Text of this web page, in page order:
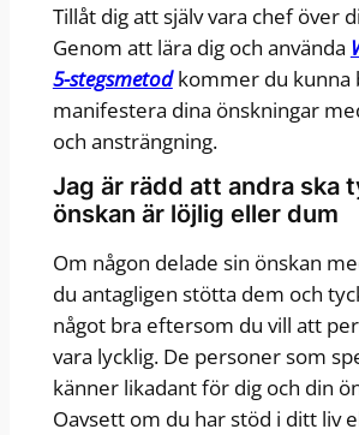
Tillåt dig att själv vara chef över
Genom att lära dig och använda
5-stegsmetodkommer du kunna
manifestera dina önskningar
och ansträngning.
Jag är rädd att andra ska
önskan är löjlig eller dum
Om någon delade sin önskan
du antagligen stötta dem och
något bra eftersom du vill att
vara lycklig. De personer som
känner likadant för dig och din
Oavsett om du har stöd i ditt liv